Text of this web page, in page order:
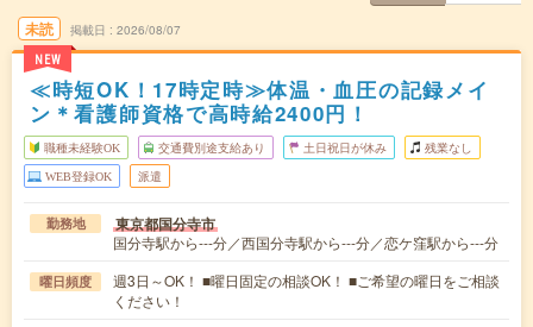
未読
NEW
掲載日 2026/08/07
≪時短OK！17時定時≫体温・血圧の記録メイ
ン＊看護師資格で高時給2400円！
職種未経験OK 交通費別途支給あり 土日祝日が休み 残業なし
WEB登録OK 派遣
勤務地 東京都国分寺市
国分寺駅から---分／西国分寺駅から---分／恋ケ窪駅から---分
曜日頻度
週3日～OK！ ■曜日固定の相談OK！ ■ご希望の曜日をご相談
ください！